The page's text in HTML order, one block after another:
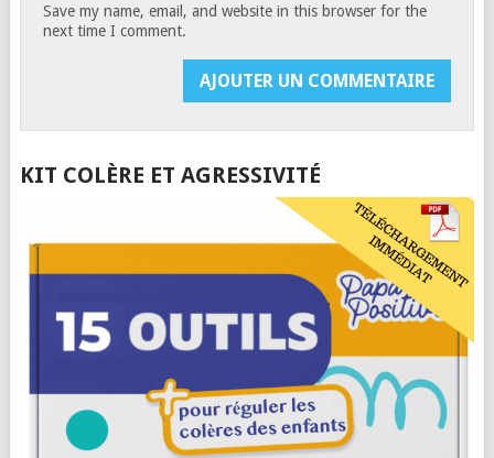
Save my name, email, and website in this browser for the
next time I comment.
KIT COLÈRE ET AGRESSIVITÉ